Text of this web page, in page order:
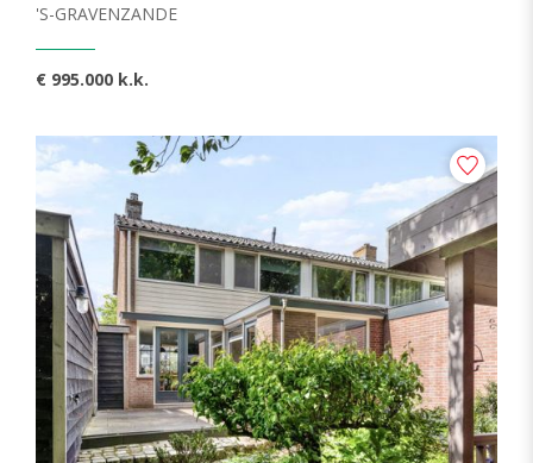
PLAATS
's-Gravenzande
Den Haag
Hoek van Holland
Honselersdijk
Maasdijk
Maasland
Monster
Naaldwijk
Poeldijk
Wateringen
'S-GRAVENZANDE
€ 995.000 k.k.